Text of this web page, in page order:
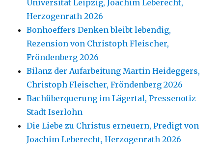
Universität Leipzig, Joachim Leberecht,
Herzogenrath 2026
Bonhoeffers Denken bleibt lebendig,
Rezension von Christoph Fleischer,
Fröndenberg 2026
Bilanz der Aufarbeitung Martin Heideggers,
Christoph Fleischer, Fröndenberg 2026
Bachüberquerung im Lägertal, Pressenotiz
Stadt Iserlohn
Die Liebe zu Christus erneuern, Predigt von
Joachim Leberecht, Herzogenrath 2026